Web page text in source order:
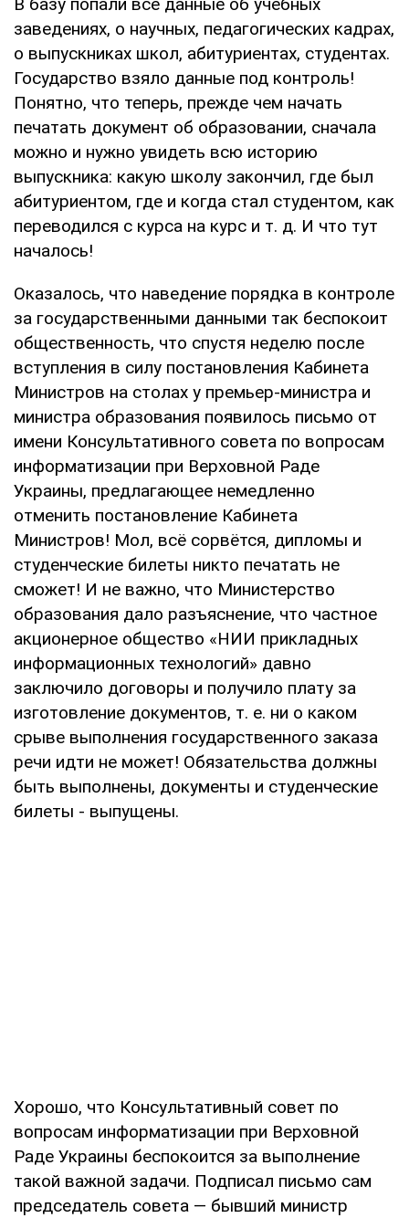
заведениях, о научных, педагогических кадрах,
о выпускниках школ, абитуриентах, студентах.
Государство взяло данные под контроль!
Понятно, что теперь, прежде чем начать
печатать документ об образовании, сначала
можно и нужно увидеть всю историю
выпускника: какую школу закончил, где был
абитуриентом, где и когда стал студентом, как
переводился с курса на курс и т. д. И что тут
началось!
Оказалось, что наведение порядка в контроле
за государственными данными так беспокоит
общественность, что спустя неделю после
вступления в силу постановления Кабинета
Министров на столах у премьер-министра и
министра образования появилось письмо от
имени Консультативного совета по вопросам
информатизации при Верховной Раде
Украины, предлагающее немедленно
отменить постановление Кабинета
Министров! Мол, всё сорвётся, дипломы и
студенческие билеты никто печатать не
сможет! И не важно, что Министерство
образования дало разъяснение, что частное
акционерное общество «НИИ прикладных
информационных технологий» давно
заключило договоры и получило плату за
изготовление документов, т. е. ни о каком
срыве выполнения государственного заказа
речи идти не может! Обязательства должны
быть выполнены, документы и студенческие
билеты - выпущены.
Хорошо, что Консультативный совет по
вопросам информатизации при Верховной
Раде Украины беспокоится за выполнение
такой важной задачи. Подписал письмо сам
председатель совета — бывший министр